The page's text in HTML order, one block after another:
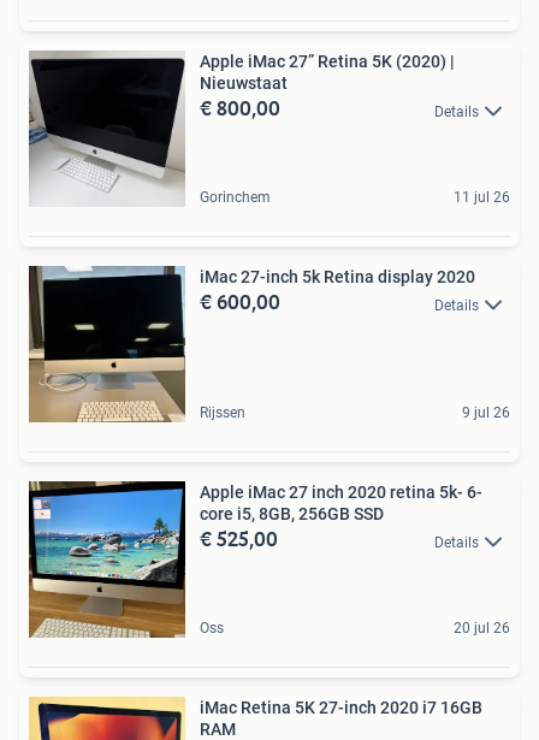
Apple iMac 27” Retina 5K (2020) |
Nieuwstaat
€ 800,00 Details
Gorinchem 11 jul 26
iMac 27-inch 5k Retina display 2020
€ 600,00 Details
Rijssen 9 jul 26
Apple iMac 27 inch 2020 retina 5k- 6-
core i5, 8GB, 256GB SSD
€ 525,00 Details
Oss 20 jul 26
iMac Retina 5K 27-inch 2020 i7 16GB
RAM